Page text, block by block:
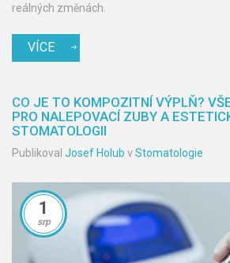
reálných změnách.
VÍCE
CO JE TO KOMPOZITNÍ VÝPLŇ?
PRO NALEPOVACÍ ZUBY A
STOMATOLOGII
Publikoval Josef Holub vStomatologie
1
srp